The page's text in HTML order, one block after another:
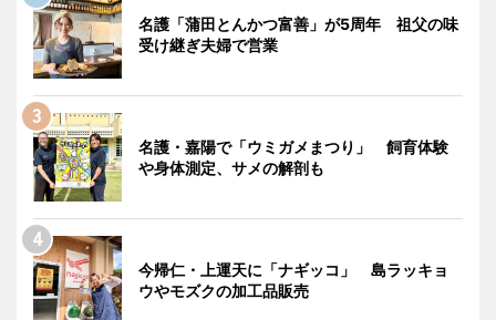
名護「蒲田とんかつ富善」が5周年 祖父の味
受け継ぎ夫婦で営業
名護・嘉陽で「ウミガメまつり」 飼育体験
や身体測定、サメの解剖も
今帰仁・上運天に「ナギッコ」 島ラッキョ
ウやモズクの加工品販売